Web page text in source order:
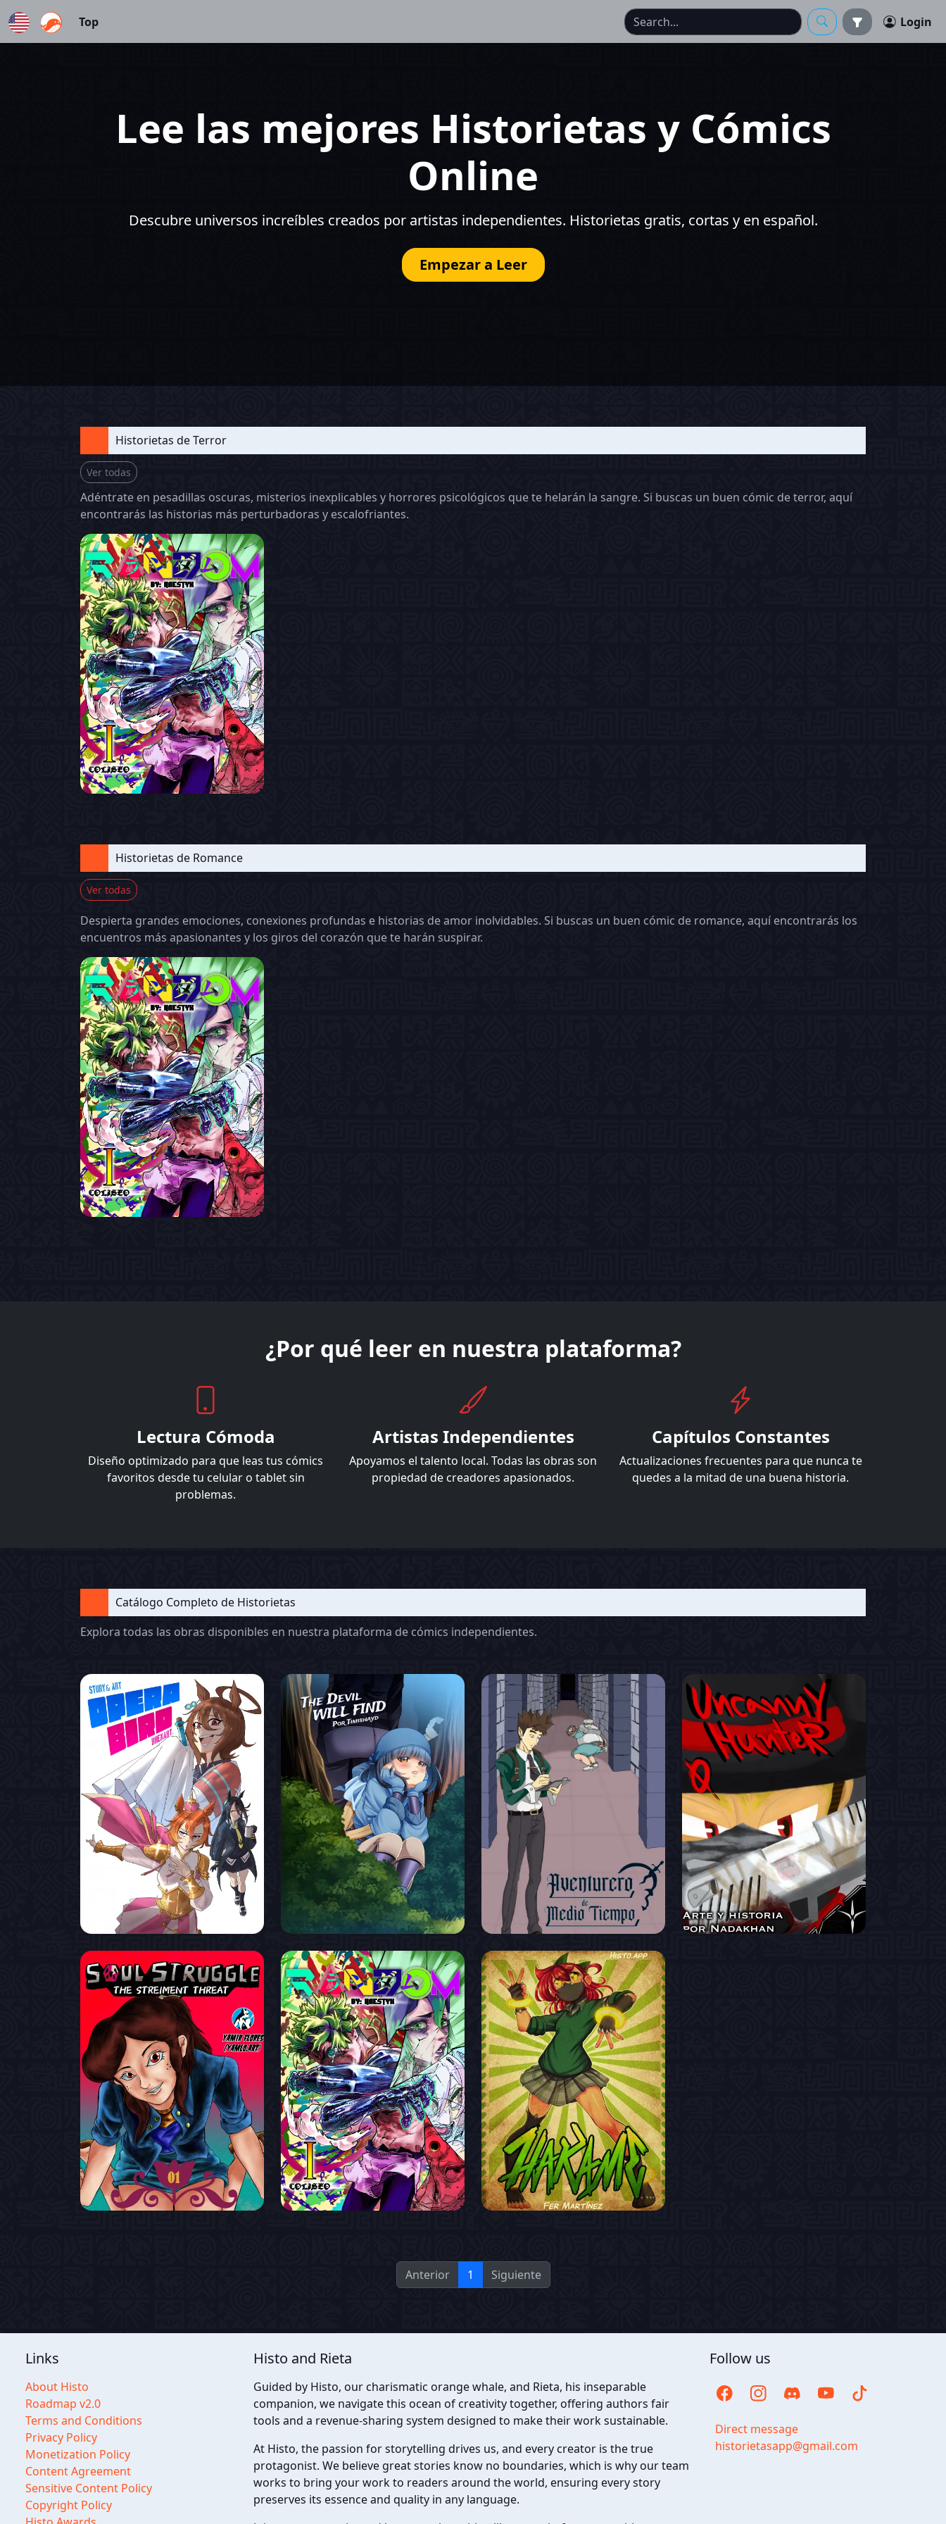
English
Top Login
Lee las mejores Historietas y Cómics
Online
Descubre universos increíbles creados por artistas independientes. Historietas gratis, cortas y en español.
Empezar a Leer
Historietas de Terror
Ver todas
Adéntrate en pesadillas oscuras, misterios inexplicables y horrores psicológicos que te helarán la sangre. Si buscas un buen cómic de terror, aquí
encontrarás las historias más perturbadoras y escalofriantes.
Historietas de Romance
Ver todas
Despierta grandes emociones, conexiones profundas e historias de amor inolvidables. Si buscas un buen cómic de romance, aquí encontrarás los
encuentros más apasionantes y los giros del corazón que te harán suspirar.
¿Por qué leer en nuestra plataforma?
Lectura Cómoda
Diseño optimizado para que leas tus cómics
favoritos desde tu celular o tablet sin
problemas.
Artistas Independientes
Apoyamos el talento local. Todas las obras son
propiedad de creadores apasionados.
Capítulos Constantes
Actualizaciones frecuentes para que nunca te
quedes a la mitad de una buena historia.
Catálogo Completo de Historietas
Explora todas las obras disponibles en nuestra plataforma de cómics independientes.
Anterior 1 Siguiente
Links
About Histo
Roadmap v2.0
Terms and Conditions
Privacy Policy
Monetization Policy
Content Agreement
Sensitive Content Policy
Copyright Policy
Histo and Rieta
Guided by Histo, our charismatic orange whale, and Rieta, his inseparable
companion, we navigate this ocean of creativity together, offering authors fair
tools and a revenue-sharing system designed to make their work sustainable.
At Histo, the passion for storytelling drives us, and every creator is the true
protagonist. We believe great stories know no boundaries, which is why our team
works to bring your work to readers around the world, ensuring every story
preserves its essence and quality in any language.
Follow us
Direct message
historietasapp@gmail.com